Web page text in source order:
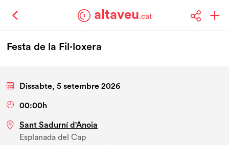
altaveu.cat
Festa de la Fil·loxera
Dissabte, 5 setembre 2026
00:00h
Sant Sadurní d'Anoia
Esplanada del Cap